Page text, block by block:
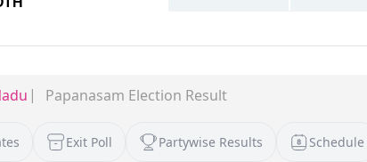
Papanasam Election Result
Exit Poll Partywise Results Schedule